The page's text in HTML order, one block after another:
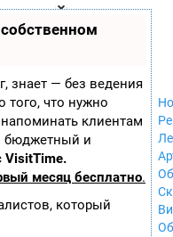
знает — без ведения
того, что нужно
клиентам
бюджетный и
VisitTime.
месяц бесплатно.
который
ла
ор
ы
Xbox 360
Nintendo Wii
Nintendo
GameCube
PlayStation
PlayStation 3
Nintendo 64
Sega Dreamcast